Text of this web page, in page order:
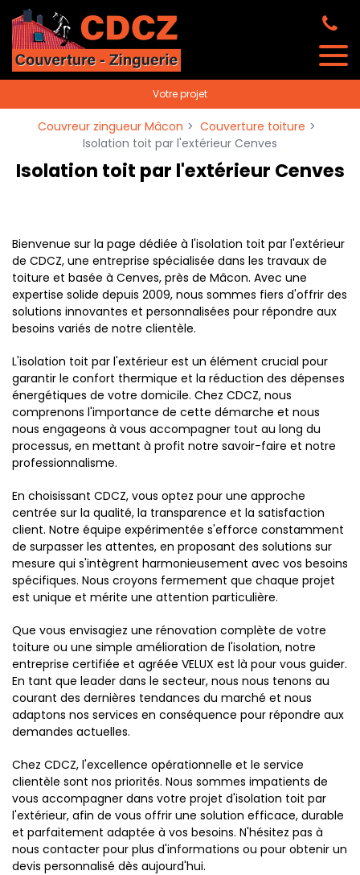
Votre projet
Couvreur zingueur Mâcon
Couverture toiture
Isolation toit par l'extérieur Cenves
Isolation toit par l'extérieur Cenves
Bienvenue sur la page dédiée à l'isolation toit par l'extérieur
de CDCZ, une entreprise spécialisée dans les travaux de
toiture et basée à Cenves, près de Mâcon. Avec une
expertise solide depuis 2009, nous sommes fiers d'offrir des
solutions innovantes et personnalisées pour répondre aux
besoins variés de notre clientèle.
L'isolation toit par l'extérieur est un élément crucial pour
garantir le confort thermique et la réduction des dépenses
énergétiques de votre domicile. Chez CDCZ, nous
comprenons l'importance de cette démarche et nous
nous engageons à vous accompagner tout au long du
processus, en mettant à profit notre savoir-faire et notre
professionnalisme.
En choisissant CDCZ, vous optez pour une approche
centrée sur la qualité, la transparence et la satisfaction
client. Notre équipe expérimentée s'efforce constamment
de surpasser les attentes, en proposant des solutions sur
mesure qui s'intègrent harmonieusement avec vos besoins
spécifiques. Nous croyons fermement que chaque projet
est unique et mérite une attention particulière.
Que vous envisagiez une rénovation complète de votre
toiture ou une simple amélioration de l'isolation, notre
entreprise certifiée et agréée VELUX est là pour vous guider.
En tant que leader dans le secteur, nous nous tenons au
courant des dernières tendances du marché et nous
adaptons nos services en conséquence pour répondre aux
demandes actuelles.
Chez CDCZ, l'excellence opérationnelle et le service
clientèle sont nos priorités. Nous sommes impatients de
vous accompagner dans votre projet d'isolation toit par
l'extérieur, afin de vous offrir une solution efficace, durable
et parfaitement adaptée à vos besoins. N'hésitez pas à
nous contacter pour plus d'informations ou pour obtenir un
devis personnalisé dès aujourd'hui.
Panneau de gestion des cookies